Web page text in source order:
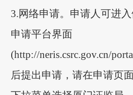
3.网络申请。申请人可进
申请平台界面
(http://neris.csrc.gov.cn/
后提出申请 ，请在申请页面